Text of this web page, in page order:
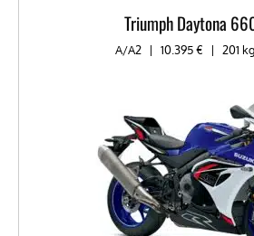
Triumph Daytona
A/A2 | 10.395 € | 201 kg